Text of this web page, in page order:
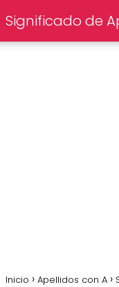
Significado de
Inicio Apellidos con A